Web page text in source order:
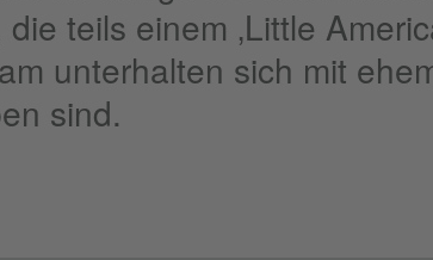
teils einem ‚Little
unterhalten sich mit
sind.